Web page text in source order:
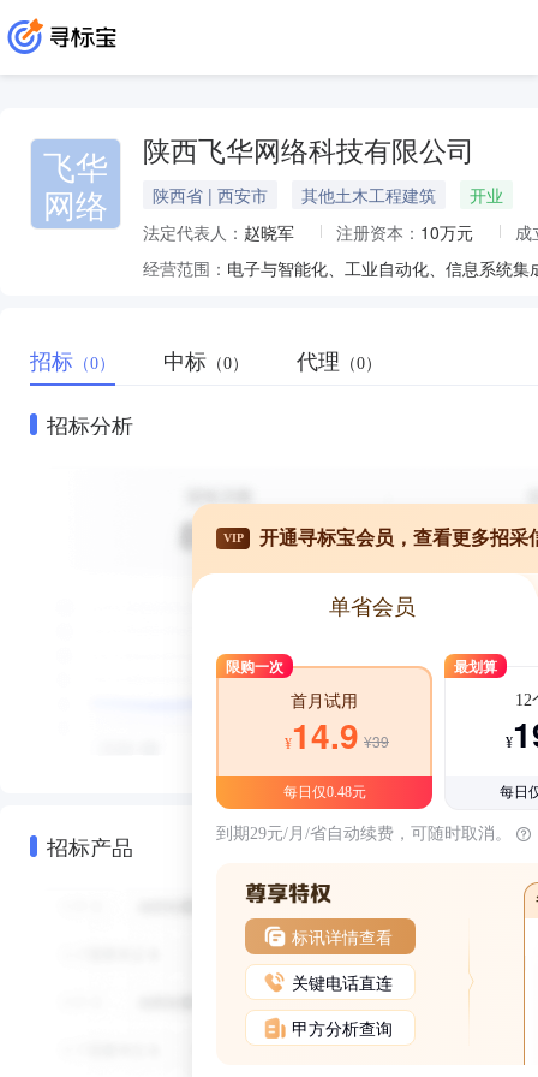
飞华
网络
陕西飞华网络科技有限公司
陕西省 | 西安市 其他土木工程建筑
开业
法定代表人： 赵晓军 注册资本： 10万元
成
经营范围：
招标 （0） 中标 （0） 代理 （0）
招标分析
招标产品
VIP 开通寻标宝会员，查看更多招采
单省会员
限购一次
首月试用
¥14.9 ¥39
每日仅0.48元
最划算
12
¥
每日
到期29元/月/省自动续费，可随时取消。
标讯详情查看
关键电话直连
甲方分析查询